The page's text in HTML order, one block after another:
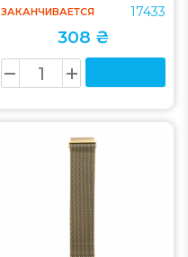
ЗАКАНЧИВАЕТСЯ 17433
308 ₴